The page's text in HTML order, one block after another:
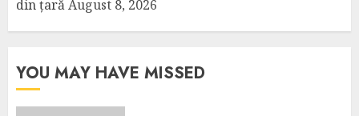
din țarăAugust 8, 2026
YOU MAY HAVE MISSED